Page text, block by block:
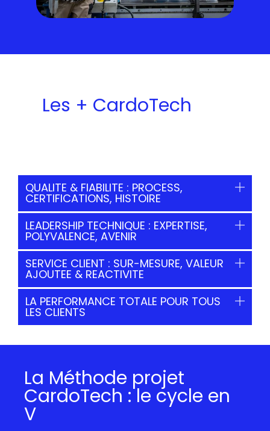
Les + CardoTech
QUALITE & FIABILITE : PROCESS,
CERTIFICATIONS, HISTOIRE
LEADERSHIP TECHNIQUE : EXPERTISE,
POLYVALENCE, AVENIR
SERVICE CLIENT : SUR-MESURE, VALEUR
AJOUTEE & REACTIVITE
LA PERFORMANCE TOTALE POUR TOUS
LES CLIENTS
La Méthode projet
CardoTech : le cycle en
V